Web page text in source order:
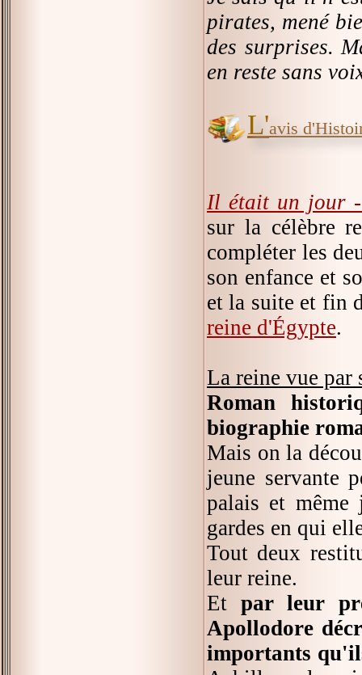
pirates, mené
des surprises.
en reste sans
L'avis
Il était un jour
sur la célèbre
compléter les
son enfance et
et la suite et fin
reine d'Égypte.
La reine vue par
Roman
biographie
Mais on la
jeune servante
palais et
gardes en qui
Tout deux
leur reine.
Et par leur
Apollodore
importants